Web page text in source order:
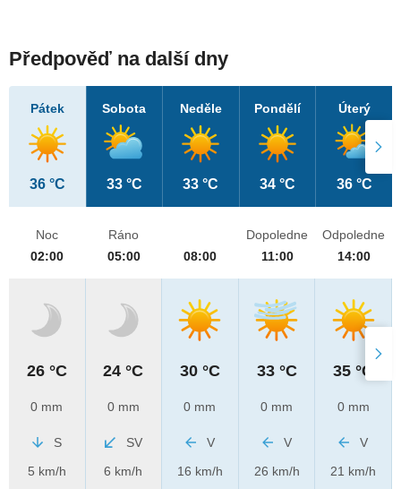
Předpověď na další dny
Pátek
36 °C
Sobota
33 °C
Neděle
33 °C
Pondělí
34 °C
Úterý
36 °C
Noc
02:00
26 °C
0 mm
S
5 km/h
Ráno
05:00
24 °C
0 mm
SV
6 km/h
08:00
30 °C
0 mm
V
16 km/h
Dopoledne
11:00
33 °C
0 mm
V
26 km/h
Odpoledne
14:00
35 °C
0 mm
V
21 km/h